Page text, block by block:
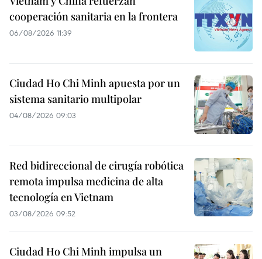
cooperación sanitaria en la frontera
06/08/2026 11:39
Ciudad Ho Chi Minh apuesta por un
sistema sanitario multipolar
04/08/2026 09:03
Red bidireccional de cirugía robótica
remota impulsa medicina de alta
tecnología en Vietnam
03/08/2026 09:52
Ciudad Ho Chi Minh impulsa un